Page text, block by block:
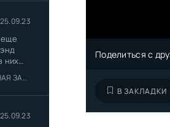
25.09.23
них
ОЧКИ
25.09.23
Поделиться с
В ЗАКЛАДКИ